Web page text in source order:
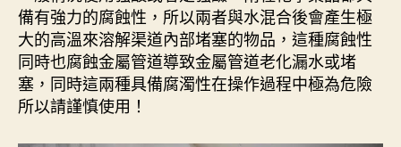
備有強力的腐蝕性，所以兩者與水混合後會產生極
大的高溫來溶解渠道內部堵塞的物品，這種腐蝕性
同時也腐蝕金屬管道導致金屬管道老化漏水或堵
塞，同時這兩種具備腐濁性在操作過程中極為危險
所以請謹慎使用！